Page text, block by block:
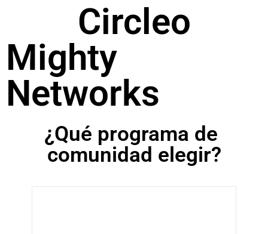
Circleo
Mighty
Networks
¿Qué programa de
comunidad elegir?